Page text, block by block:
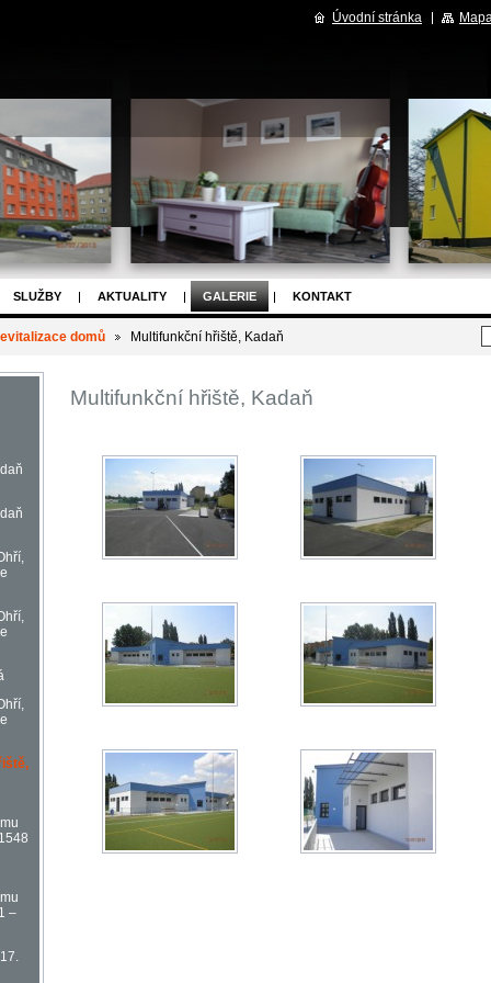
SLUŽBY AKTUALITY GALERIE KONTAKT
domů Multifunkční hřiště, Kadaň
Multifunkční hřiště, Kadaň
–
Úvodní stránka